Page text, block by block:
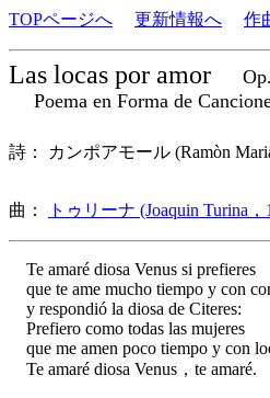
TOPページへ 更新情報へ 作
Las locas por amor
Poema en Forma de
詩： カンポアモール (Ramòn
曲： トゥリーナ (Joaquin Turina，
Te amaré diosa Venus si prefieres
que te ame mucho tiempo y con
y respondió la diosa de Citeres:
Prefiero como todas las mujeres
que me amen poco tiempo y con
Te amaré diosa Venus，te amaré.